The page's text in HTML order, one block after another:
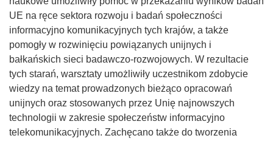
UE na ręce sektora rozwoju i badań społeczności
informacyjno komunikacyjnych tych krajów, a także
pomogły w rozwinięciu powiązanych unijnych i
bałkańskich sieci badawczo-rozwojowych. W rezultacie
tych starań, warsztaty umożliwiły uczestnikom zdobycie
wiedzy na temat prowadzonych bieżąco opracowań
unijnych oraz stosowanych przez Unię najnowszych
technologii w zakresie społeczeństw informacyjno
telekomunikacyjnych. Zachęcano także do tworzenia